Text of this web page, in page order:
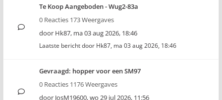
Te Koop Aangeboden - Wug2-83a
0 Reacties 173 Weergaves
door Hk87, ma 03 aug 2026, 18:46
Laatste bericht door Hk87, ma 03 aug 2026, 18:46
Gevraagd: hopper voor een SM97
0 Reacties 1176 Weergaves
door JosM19600,wo 29 jul 2026, 11:56